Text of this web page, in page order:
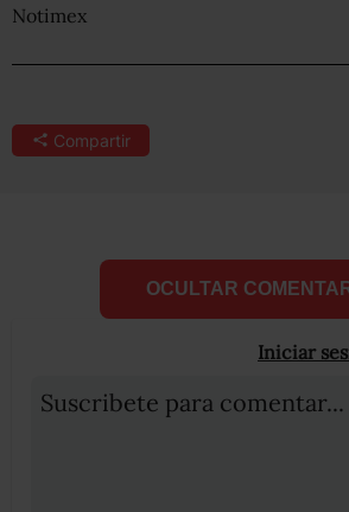
Notimex
Compartir
OCULTAR
Iniciar
Suscribete para comentar...